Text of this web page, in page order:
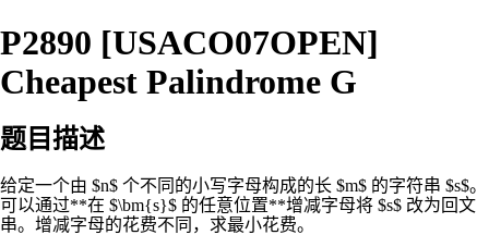
P2890 [USACO07OPEN]
Cheapest Palindrome G
题目描述
给定一个由 $n$ 个不同的小写字母构成的长 $m$ 的字符串 $s$。
可以通过**在 $\bm{s}$ 的任意位置**增减字母将 $s$ 改为回文
串。增减字母的花费不同，求最小花费。